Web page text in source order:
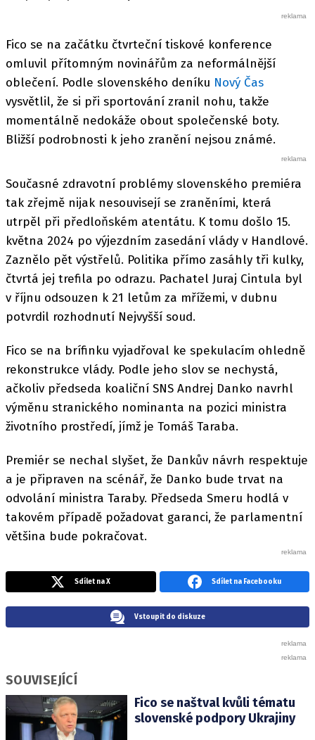
Fico se na začátku čtvrteční tiskové konference
omluvil přítomným novinářům za neformálnější
oblečení. Podle slovenského deníku Nový Čas
vysvětlil, že si při sportování zranil nohu, takže
momentálně nedokáže obout společenské boty.
Bližší podrobnosti k jeho zranění nejsou známé.
Současné zdravotní problémy slovenského premiéra
tak zřejmě nijak nesouvisejí se zraněními, která
utrpěl při předloňském atentátu. K tomu došlo 15.
května 2024 po výjezdním zasedání vlády v Handlové.
Zaznělo pět výstřelů. Politika přímo zasáhly tři kulky,
čtvrtá jej trefila po odrazu. Pachatel Juraj Cintula byl
v říjnu odsouzen k 21 letům za mřížemi, v dubnu
potvrdil rozhodnutí Nejvyšší soud.
Fico se na brífinku vyjadřoval ke spekulacím ohledně
rekonstrukce vlády. Podle jeho slov se nechystá,
ačkoliv předseda koaliční SNS Andrej Danko navrhl
výměnu stranického nominanta na pozici ministra
životního prostředí, jímž je Tomáš Taraba.
Premiér se nechal slyšet, že Dankův návrh respektuje
a je připraven na scénář, že Danko bude trvat na
odvolání ministra Taraby. Předseda Smeru hodlá v
takovém případě požadovat garanci, že parlamentní
většina bude pokračovat.
Sdílet na X Sdílet na Facebooku
Vstoupit do diskuze
SOUVISEJÍCÍ
Fico se naštval kvůli tématu
slovenské podpory Ukrajiny